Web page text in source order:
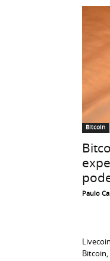
Bitcoin
Paulo